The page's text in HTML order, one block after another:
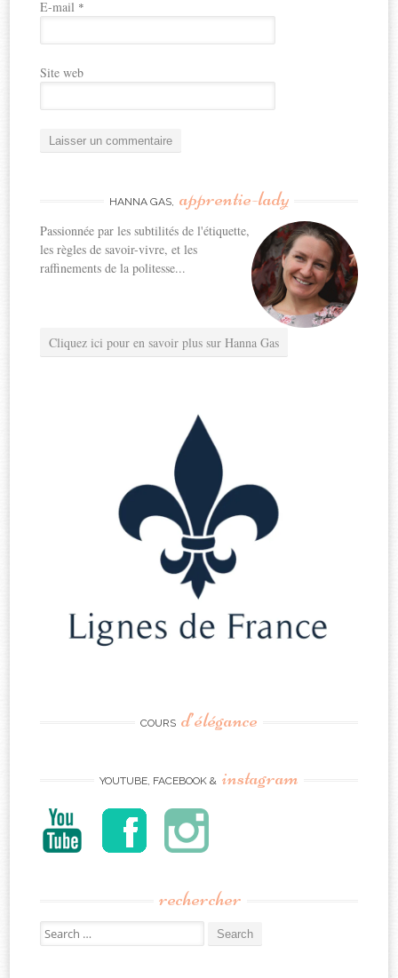
E-mail *
Site web
HANNA GAS, apprentie-lady
Passionnée par les subtilités de l'étiquette,
les règles de savoir-vivre, et les
raffinements de la politesse...
Cliquez ici pour en savoir plus sur Hanna Gas
COURS d’élégance
YOUTUBE, FACEBOOK & instagram
rechercher
Search
for: